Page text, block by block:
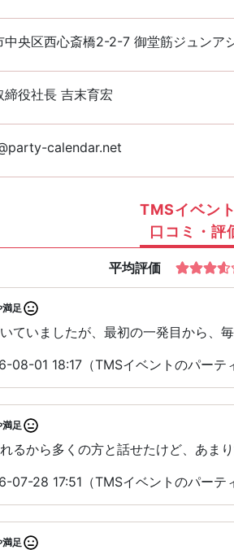
中央区西心斎橋2-2-7 御堂筋ジュンア
締役社長 吉末育宏
calendar.net
TMSイベン
口コミ・評
平均評価
足
ていましたが、最初の一発目から、
08-01 18:17（TMSイベントのパーテ
足
るから多くの方と話せたけど、あま
07-28 17:51（TMSイベントのパーテ
足